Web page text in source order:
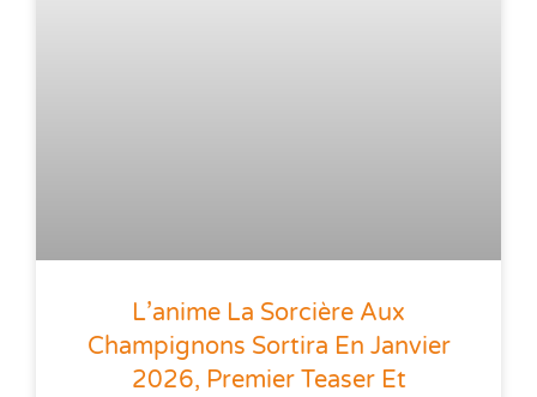
L’anime La Sorcière Aux
Champignons Sortira En Janvier
2026, Premier Teaser Et